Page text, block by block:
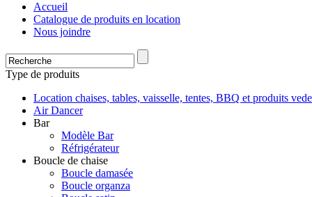
Accueil
Catalogue de produits en location
Nous joindre
Type de produits
Location chaises, tables, vaisselle, tentes, BBQ et produits
Air Dancer
Bar
Modèle Bar
Réfrigérateur
Boucle de chaise
Boucle damasée
Boucle organza